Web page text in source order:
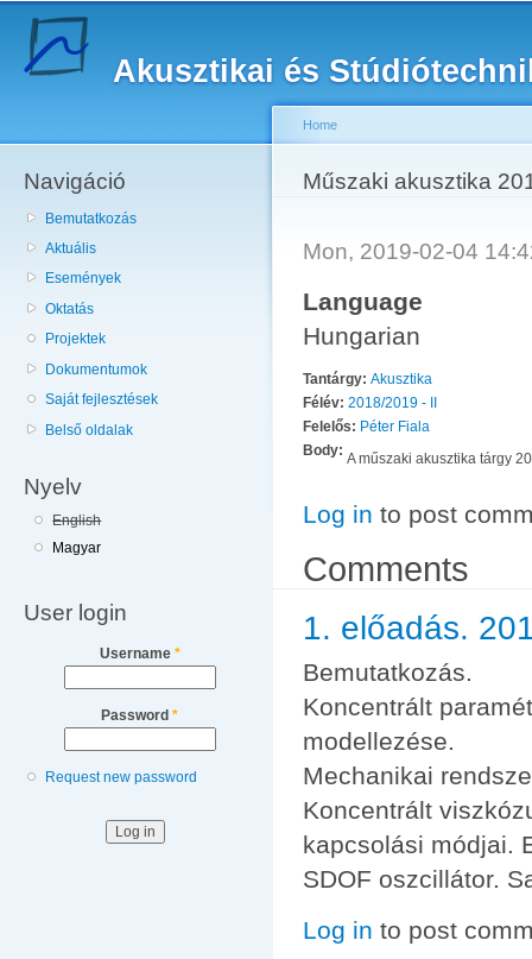
Akusztikai és
Navigáció
Bemutatkozás
Aktuális
Események
Oktatás
Projektek
Dokumentumok
Saját fejlesztések
Belső oldalak
Nyelv
English
Magyar
User login
Username *
Password *
Request new password
You are here
Home
Műszaki akusztika
Mon, 2019-02-04
Language
Hungarian
Tantárgy: Akusztika
Félév: 2018/2019 - II
Felelős: Péter Fiala
Body:
A műszaki akusztika tárgy
Log in to post
Comments
1. előadás.
Bemutatkozás.
Koncentrált
modellezése.
Mechanikai
Koncentrált
kapcsolási módjai.
SDOF oszcillátor.
Log in to post